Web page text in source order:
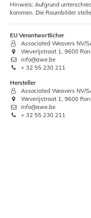
Hinweis: Aufgrund
kommen. Die Raumbilder
EU Verantwortlicher
Associated Weavers NV/
Weverijstraat 1, 9600
info@awe.be
+ 32 55 230 211
Hersteller
Associated Weavers NV/
Weverijstraat 1, 9600
info@awe.be
+ 32 55 230 211